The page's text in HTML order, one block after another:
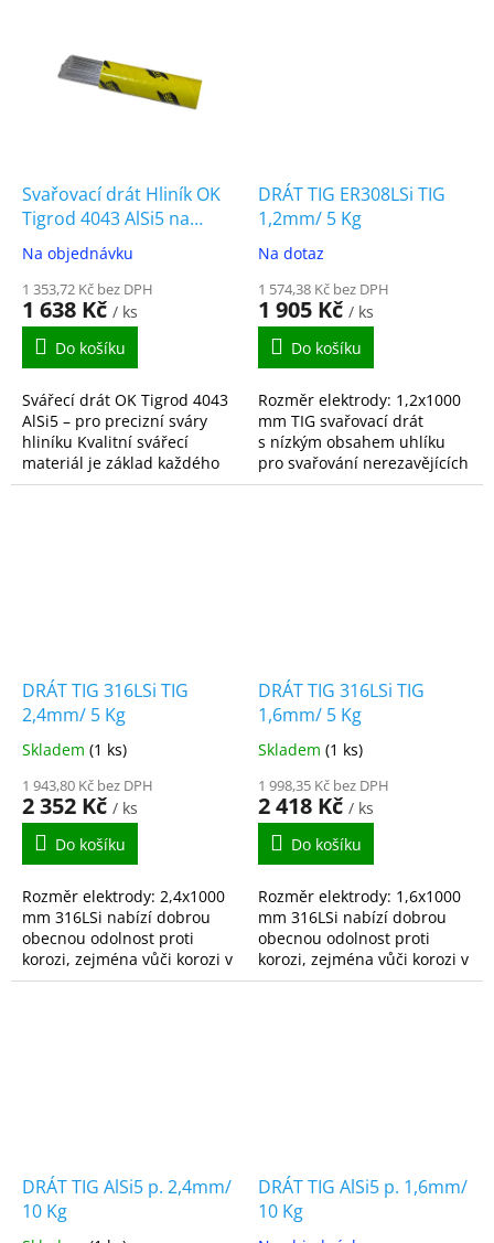
Svařovací drát Hliník OK
Tigrod 4043 AlSi5 na
hliník 3.2 mm x 1000 mm
Na objednávku
1 353,72 Kč bez DPH
1 638 Kč / ks
Do košíku
Svářecí drát OK Tigrod 4043
AlSi5 – pro precizní sváry
hliníku Kvalitní svářecí
materiál je základ každého
pevného a čistého sváru. OK
DRÁT TIG ER308LSi TIG
1,2mm/ 5 Kg
Na dotaz
1 574,38 Kč bez DPH
1 905 Kč / ks
Do košíku
Rozměr elektrody: 1,2x1000
mm TIG svařovací drát
s nízkým obsahem uhlíku
pro svařování nerezavějících
ocelí typu 18Cr8Ni. Dobrá
DRÁT TIG 316LSi TIG
2,4mm/ 5 Kg
Skladem (1 ks)
1 943,80 Kč bez DPH
2 352 Kč / ks
Do košíku
Rozměr elektrody: 2,4x1000
mm 316LSi nabízí dobrou
obecnou odolnost proti
korozi, zejména vůči korozi v
kyselém a chlorovaném
DRÁT TIG 316LSi TIG
1,6mm/ 5 Kg
Skladem (1 ks)
1 998,35 Kč bez DPH
2 418 Kč / ks
Do košíku
Rozměr elektrody: 1,6x1000
mm 316LSi nabízí dobrou
obecnou odolnost proti
korozi, zejména vůči korozi v
kyselém a chlorovaném
DRÁT TIG AlSi5 p. 2,4mm/
10 Kg
DRÁT TIG AlSi5 p. 1,6mm/
10 Kg